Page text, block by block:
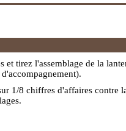
et tirez l'assemblage de la
1/8 chiffres d'affaires contre